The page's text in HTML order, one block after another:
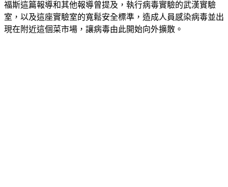
室，以及這座實驗室的寬鬆安全標準，造成人員感染病毒並出
現在附近這個菜市場，讓病毒由此開始向外擴散。